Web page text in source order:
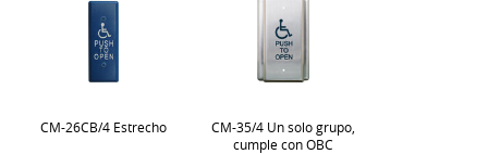
CM-26CB/4 Estrecho
CM-35/4 Un solo grupo,
cumple con OBC